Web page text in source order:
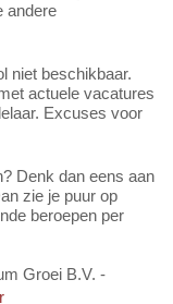
andere
niet beschikbaar.
actuele vacatures
Excuses voor
Denk dan eens aan
zie je puur op
beroepen per
Groei B.V. -